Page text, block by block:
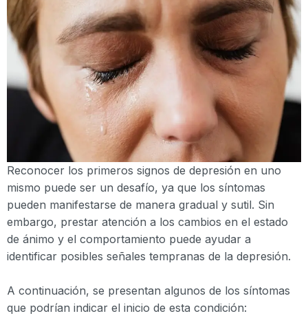
Reconocer los primeros signos de depresión en uno
mismo puede ser un desafío, ya que los síntomas
pueden manifestarse de manera gradual y sutil. Sin
embargo, prestar atención a los cambios en el estado
de ánimo y el comportamiento puede ayudar a
identificar posibles señales tempranas de la depresión.
A continuación, se presentan algunos de los síntomas
que podrían indicar el inicio de esta condición: